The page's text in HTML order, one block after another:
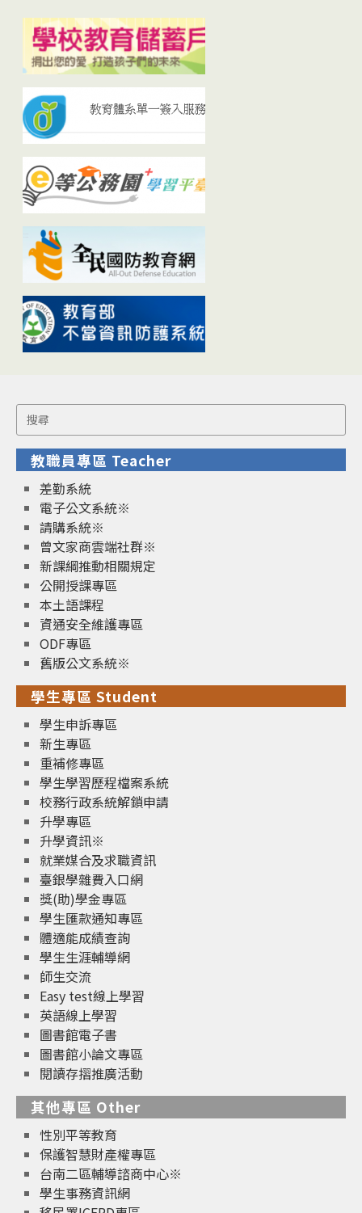
Search
for:
教職員專區 Teacher
差勤系統
電子公文系統※
請購系統※
曾文家商雲端社群※
新課綱推動相關規定
公開授課專區
本土語課程
資通安全維護專區
ODF專區
舊版公文系統※
學生專區 Student
學生申訴專區
新生專區
重補修專區
學生學習歷程檔案系統
校務行政系統解鎖申請
升學專區
升學資訊※
就業媒合及求職資訊
臺銀學雜費入口網
獎(助)學金專區
學生匯款通知專區
體適能成績查詢
學生生涯輔導網
師生交流
Easy test線上學習
英語線上學習
圖書館電子書
圖書館小論文專區
閱讀存摺推廣活動
其他專區 Other
性別平等教育
保護智慧財產權專區
台南二區輔導諮商中心※
學生事務資訊網